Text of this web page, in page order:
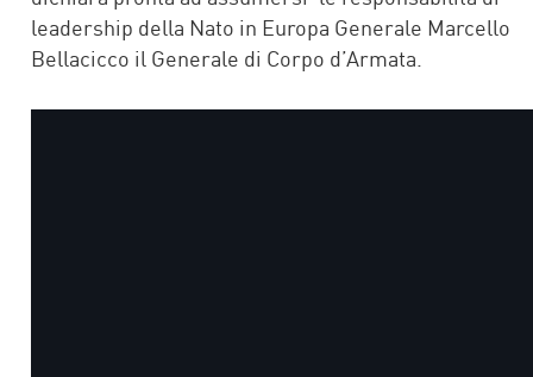
leadership della Nato in Europa Generale Marcello
Bellacicco il Generale di Corpo d’Armata.